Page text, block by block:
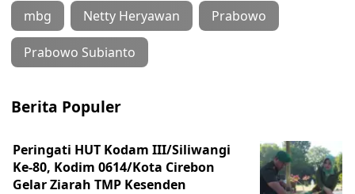
mbg Netty Heryawan Prabowo
Prabowo Subianto
Berita Populer
Peringati HUT Kodam III/Siliwangi
Ke-80, Kodim 0614/Kota Cirebon
Gelar Ziarah TMP Kesenden